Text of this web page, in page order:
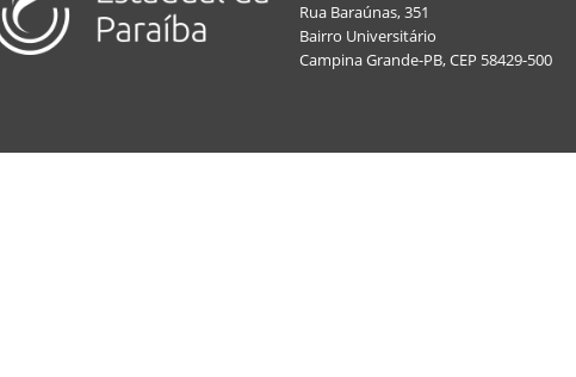
Rua Baraúnas, 351
Bairro Universitário
Campina Grande-PB, CEP 58429-500